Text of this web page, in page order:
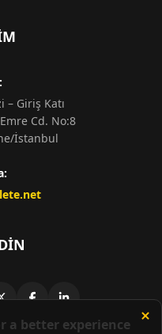
– Giriş Katı
Cd. No:8
İstanbul